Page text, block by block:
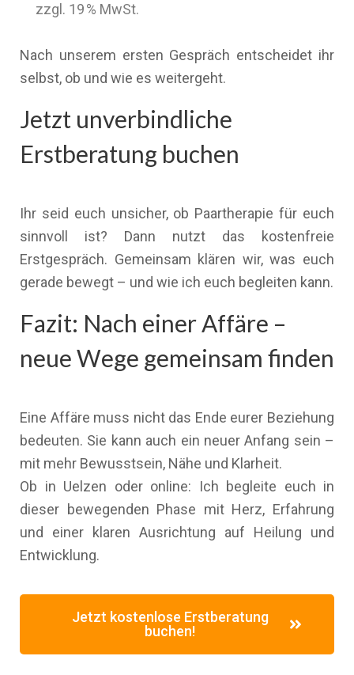
zzgl. 19 % MwSt.
Nach unserem ersten Gespräch entscheidet ihr
selbst, ob und wie es weitergeht.
Jetzt unverbindliche
Erstberatung buchen
Ihr seid euch unsicher, ob Paartherapie für euch
sinnvoll ist? Dann nutzt das kostenfreie
Erstgespräch. Gemeinsam klären wir, was euch
gerade bewegt – und wie ich euch begleiten kann.
Fazit: Nach einer Affäre –
neue Wege gemeinsam finden
Eine Affäre muss nicht das Ende eurer Beziehung
bedeuten. Sie kann auch ein neuer Anfang sein –
mit mehr Bewusstsein, Nähe und Klarheit.
Ob in Uelzen oder online: Ich begleite euch in
dieser bewegenden Phase mit Herz, Erfahrung
und einer klaren Ausrichtung auf Heilung und
Entwicklung.
Jetzt kostenlose Erstberatung
buchen!